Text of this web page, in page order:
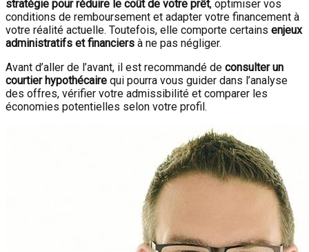
stratégie pour réduire le coût de votre prêt, optimiser vos
conditions de remboursement et adapter votre financement à
votre réalité actuelle. Toutefois, elle comporte certains enjeux
administratifs et financiers à ne pas négliger.
Avant d’aller de l’avant, il est recommandé de consulter un
courtier hypothécaire qui pourra vous guider dans l’analyse
des offres, vérifier votre admissibilité et comparer les
économies potentielles selon votre profil.